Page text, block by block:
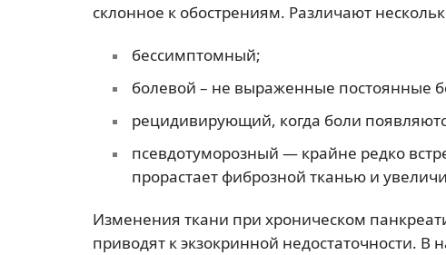
склонное к обострениям. Различают
бессимптомный;
болевой – не выраженные постоянные
рецидивирующий, когда боли
псевдотуморозный — крайне редко
прорастает фиброзной тканью и
Изменения ткани при хроническом
приводят к экзокринной недостаточности. В